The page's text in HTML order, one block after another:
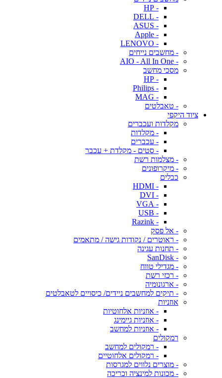
- HP
- DELL
- ASUS
- Apple
- LENOVO
- מחשבים נייחים
- AIO - All In One
מסכי מחשב
- HP
- Philips
- MAG
- טאבלטים
ציוד היקפי
מקלדות ועכברים
- מקלדות
- עכברים
- סטים - מקלדת + עכבר
- מצלמות רשת
- מיקרופונים
כבלים
- HDMI
- DVI
- VGA
- USB
- Razink
- אל פסק
- ראוטרים / נקודות גישה / מתאמים
- תחנות עגינה
- SanDisk
- מגדילי טווח
- רכזי רשת
- ארגונומיה
- תיקים למחשבים ניידים/ כיסויים לטאבלטים
אוזניות
- אוזניות אלחוטיות
- אוזניות גיימינג
- אוזניות למחשב
רמקולים
- רמקולים למחשב
- רמקולים אלחוטיים
- מוצרים נלווים למגרסות
- מכונות למינציה וכריכה